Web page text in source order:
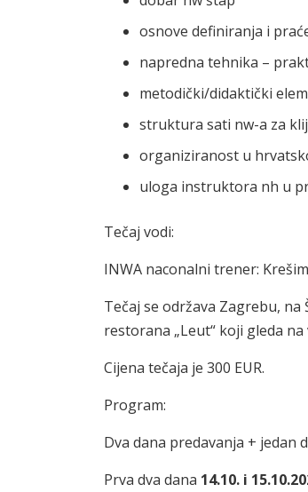
osnove definiranja i
napredna tehnika –
metodički/didaktički
struktura sati nw-a za
organiziranost u
uloga instruktora nh u
Tečaj vodi:
INWA naconalni trener:
Tečaj se održava Zagrebu,
restorana „Leut“ koji gleda
Cijena tečaja je 300 EUR.
Program:
Dva dana predavanja + jedan
Prva dva dana 14.10. i